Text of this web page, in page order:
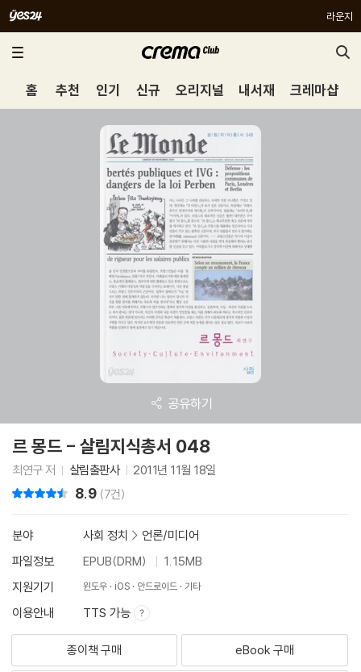
라운지
홈 추천 인기 신규 오리지널 내서재 크레마샵
공유하기
르 몽드 - 살림지식총서 048
최연구 저 살림출판사 2011년 11월 18일
8.9 (7건)
분야 사회 정치 > 언론/미디어
파일정보
EPUB(DRM)
1.15MB
지원기기
윈도우 iOS 안드로이드 기타
이용안내 TTS 가능
종이책 구매 eBook 구매